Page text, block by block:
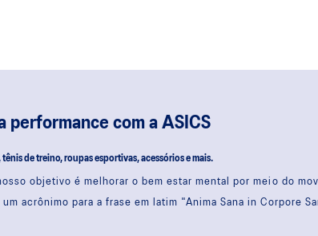
performance com a ASICS
tênis de treino, roupas esportivas, acessórios e mais.
objetivo é melhorar o bem estar mental por meio do
um acrônimo para a frase em latim "Anima Sana in Corpore